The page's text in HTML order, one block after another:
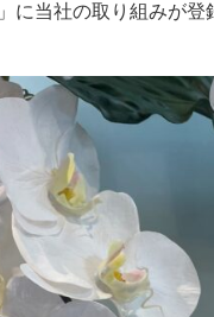
に当社の取り組みが